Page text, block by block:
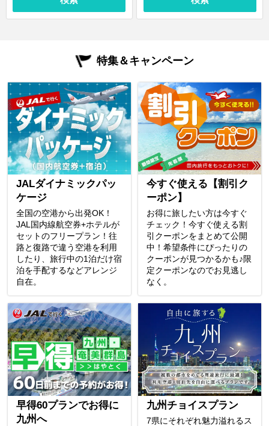
特集＆キャンペーン
JALダイナミックパッ
ケージ
全国の空港から出発OK！
JAL国内線航空券+ホテルが
セットのフリープラン！往
路と復路で違う空港を利用
したり、旅行中の1泊だけ宿
泊を手配するなどアレンジ
自在。
今すぐ使える【割引ク
ーポン】
お得に旅したい方は今すぐ
チェック！今すぐ使える割
引クーポンをまとめて公開
中！希望条件にぴったりの
クーポンが見つかるかも♪限
定クーポンなのでお見逃し
なく。
早得60プランでお得に
九州へ
九州チョイスプラン
7県にそれぞれ魅力溢れるス